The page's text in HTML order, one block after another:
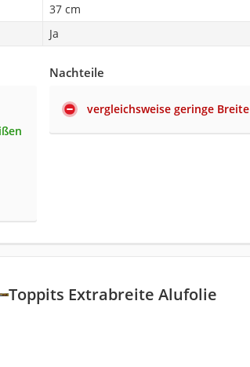
37 cm
Ja
Nachteile
vergleichsweise geringe Breite
Toppits Extrabreite Alufolie